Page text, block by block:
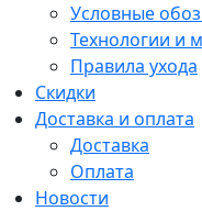
Условные
Технологии и
Правила ухода
Скидки
Доставка и оплата
Доставка
Оплата
Новости